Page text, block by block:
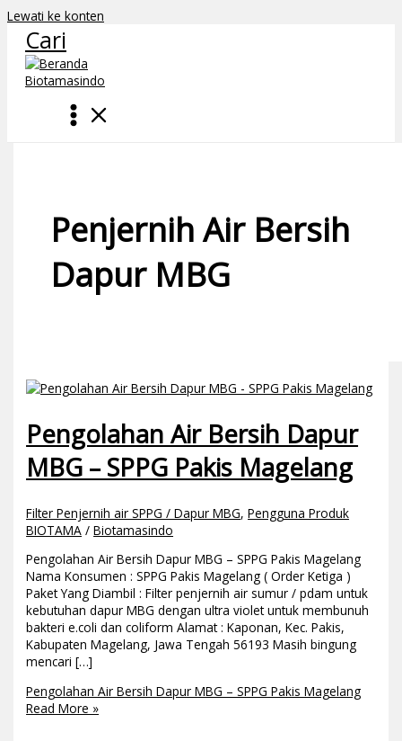
Lewati ke konten
Cari
Penjernih Air Bersih
Dapur MBG
Pengolahan Air Bersih Dapur
MBG – SPPG Pakis Magelang
Filter Penjernih air SPPG / Dapur MBG,Pengguna Produk
BIOTAMA /Biotamasindo
Pengolahan Air Bersih Dapur MBG – SPPG Pakis Magelang
Nama Konsumen : SPPG Pakis Magelang ( Order Ketiga )
Paket Yang Diambil : Filter penjernih air sumur / pdam untuk
kebutuhan dapur MBG dengan ultra violet untuk membunuh
bakteri e.coli dan coliform Alamat : Kaponan, Kec. Pakis,
Kabupaten Magelang, Jawa Tengah 56193 Masih bingung
mencari […]
Pengolahan Air Bersih Dapur MBG – SPPG Pakis Magelang
Read More »